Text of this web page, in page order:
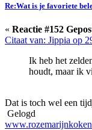
Re:Wat is je favoriete
« Reactie #152
Citaat van: Jippia op
Ik heb het
houdt, maar ik
Dat is toch wel een
Gelogd